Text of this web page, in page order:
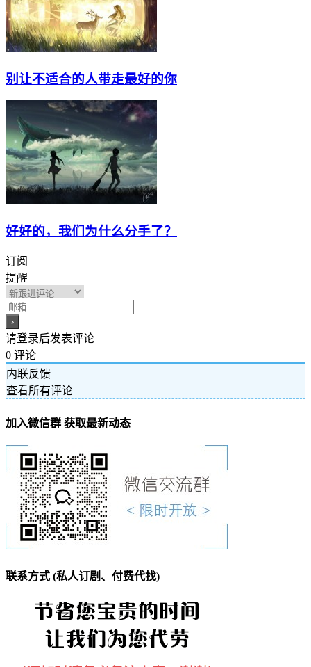
别让不适合的人带走最好的你
好好的，我们为什么分手了？
订阅
提醒
请登录后发表评论
0 评论
内联反馈
查看所有评论
加入微信群 获取最新动态
联系方式 (私人订剧、付费代找)